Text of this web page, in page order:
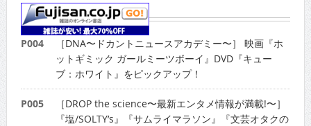
P004
［DNA〜ドカントニュースアカデミー〜］ 映画『ホ
ットギミック ガールミーツボーイ』DVD『キュー
ブ：ホワイト』をピックアップ！
P005
［DROP the science〜最新エンタメ情報が満載!〜］
『塩/SOLTY’s』『サムライマラソン』『文芸オタクの